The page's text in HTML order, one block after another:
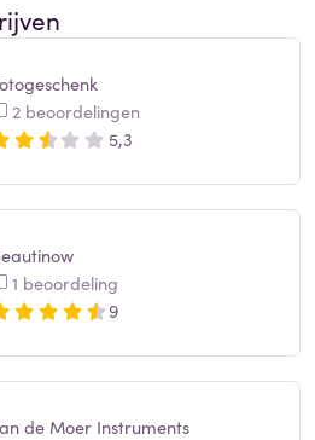
2 beoordelingen
5,3
1 beoordeling
9
de Moer Instruments